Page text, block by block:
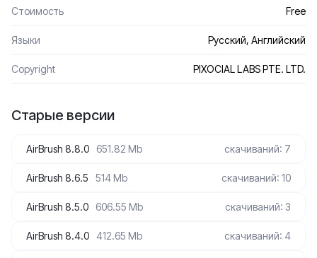
Стоимость Free
Языки Русский, Английский
Сopyright PIXOCIAL LABS PTE. LTD.
Старые версии
AirBrush 8.8.0 651.82 Mb скачиваний: 7
AirBrush 8.6.5 514 Mb скачиваний: 10
AirBrush 8.5.0 606.55 Mb скачиваний: 3
AirBrush 8.4.0 412.65 Mb скачиваний: 4